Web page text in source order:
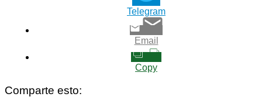
Telegram
Email
Copy
Comparte esto: